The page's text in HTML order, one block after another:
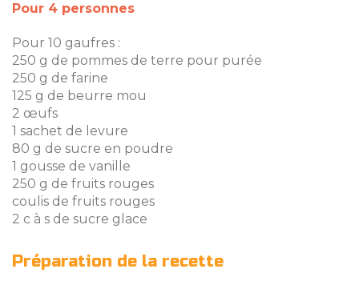
Pour 4 personnes
Pour 10 gaufres :
250 g de pommes de terre pour purée
250 g de farine
125 g de beurre mou
2 œufs
1 sachet de levure
80 g de sucre en poudre
1 gousse de vanille
250 g de fruits rouges
coulis de fruits rouges
2 c à s de sucre glace
Préparation de la recette